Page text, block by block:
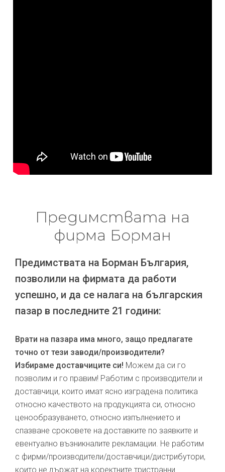
Предимствата на
фирма Борман
Предимствата на Борман България,
позволили на фирмата да работи
успешно, и да се налага на българския
пазар в последните 21 години:
Врати на пазара има много, защо предлагате
точно от тези заводи/производители?
Избираме доставчиците си! Можем да си го
позволим и го правим! Работим с производители и
доставчици, които имат ясно изградена политика
относно качеството на продукцията си, относно
ценообразуването, относно изпълнението и
спазване сроковете на доставките по заявките и
евентуално възникналите рекламации. Не работим
с фирми/производители/доставчици/дистрибутори,
които не държат на коректните тристранни